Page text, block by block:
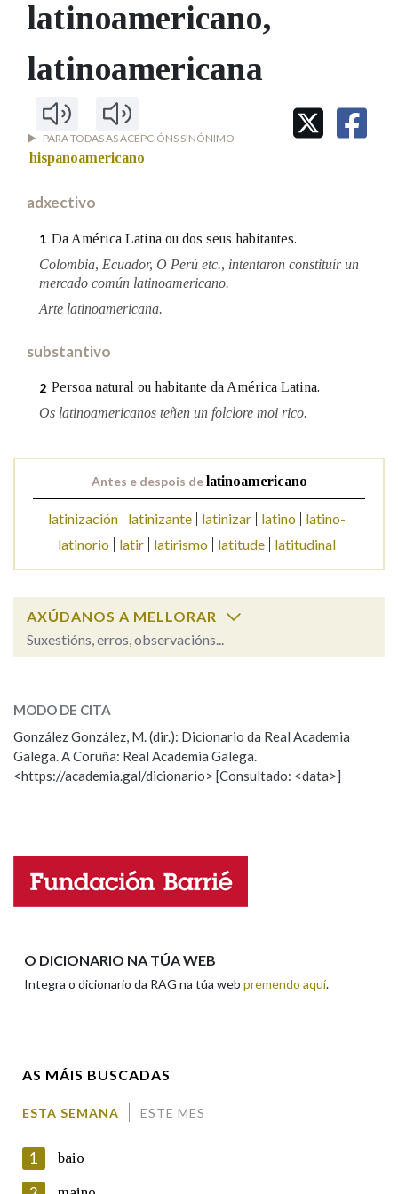
IDENTIDADE CORPORATIVA
MARCIAL DEL ADALID
CASA-MUSEO EMILIA PARDO
BAZÁN
FIGURAS HOMENAXEADAS
60 ANOS DLG
PRIMAVERA DAS LETRAS
PORTAL DAS PALABRAS
Facebook
TwitterYoutubeInstagram
Bluesky
BUSCAR NOS LEMAS
Comeza por
Remata por
Contén
BUSCAR NO CONTIDO
Nas definicións
Nos exemplos
OUTRAS OPCIÓNS DE BUSCA
Pertence a
latinoamericano,
latinoamericana
PARA TODAS AS ACEPCIÓNS SINÓNIMO
hispanoamericano
adxectivo
1 Da América Latina ou dos seus habitantes.
Colombia, Ecuador, O Perú etc., intentaron constituír un
mercado común latinoamericano.
Arte latinoamericana.
substantivo
2 Persoa natural ou habitante da América Latina.
Os latinoamericanos teñen un folclore moi rico.
Antes e despois delatinoamericano
latinización latinizante latinizar latino
latino-
latinorio
latir latirismo latitude latitudinal
AXÚDANOS A MELLORAR
Suxestións, erros, observacións...
ESCOLLE UNHA OPCIÓN:
Observación Hai un erro na palabra
Propoño mellorar a definición
Nome
MODO DE CITA
González González, M. (dir.): Dicionario da Real Academia
Galega. A Coruña: Real Academia Galega.
<https://academia.gal/dicionario> [Consultado: <data>]
O DICIONARIO NA TÚA WEB
Integra o dicionario da RAG na túa web premendo aquí.
AS MÁIS BUSCADAS
ESTA SEMANA ESTE MES
1 baio